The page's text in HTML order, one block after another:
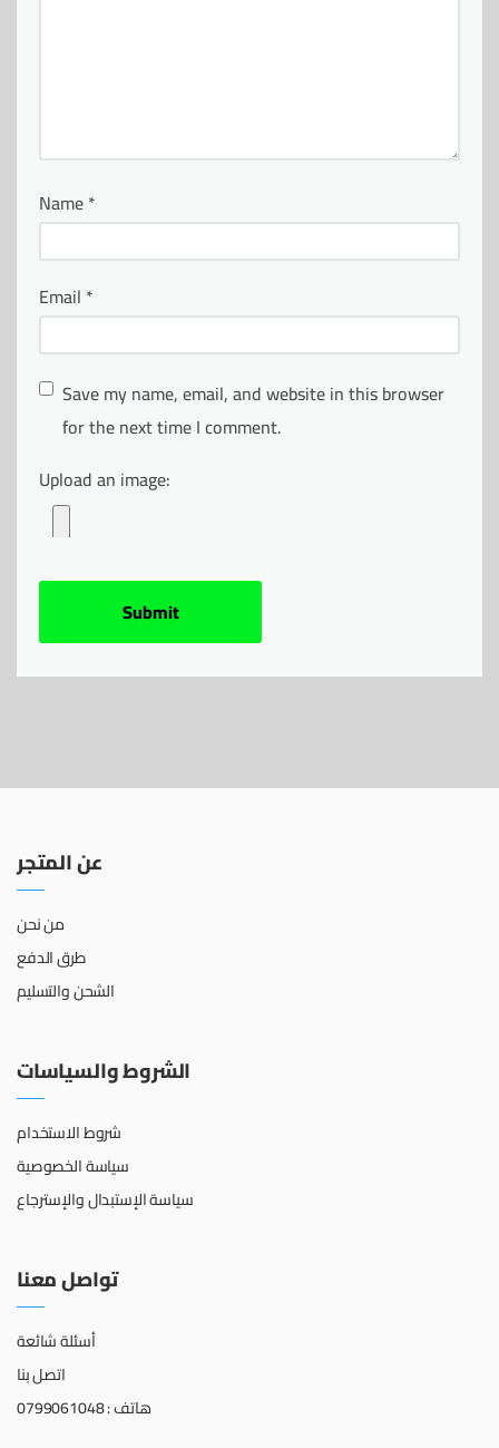
Name*
Email *
Save my name, email, and website in this browser
for the next time I comment.
Upload an image:
عن المتجر
من نحن
طرق الدفع
الشحن والتسليم
الشروط والسياسات
شروط الاستخدام
سياسة الخصوصية
سياسة الإستبدال والإسترجاع
تواصل معنا
أسئلة شائعة
اتصل بنا
هاتف : 0799061048